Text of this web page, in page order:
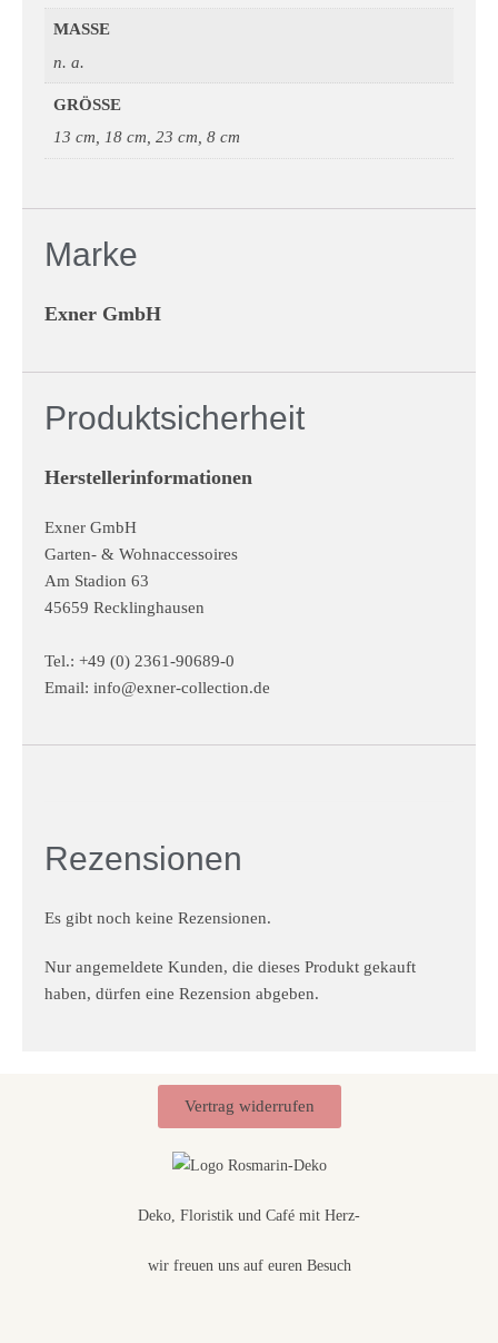
MASSE
n. a.
GRÖSSE
13 cm, 18 cm, 23 cm, 8 cm
Marke
Exner GmbH
Produktsicherheit
Herstellerinformationen
Exner GmbH
Garten- & Wohnaccessoires
Am Stadion 63
45659 Recklinghausen
Tel.: +49 (0) 2361-90689-0
Email: info@exner-collection.de
Rezensionen
Es gibt noch keine Rezensionen.
Nur angemeldete Kunden, die dieses Produkt gekauft
haben, dürfen eine Rezension abgeben.
Vertrag widerrufen
Deko, Floristik und Café mit Herz-
wir freuen uns auf euren Besuch